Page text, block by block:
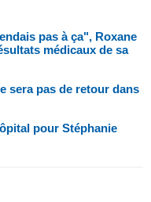
pas à ça", Roxane
médicaux de sa
sera pas de retour dans
pour Stéphanie